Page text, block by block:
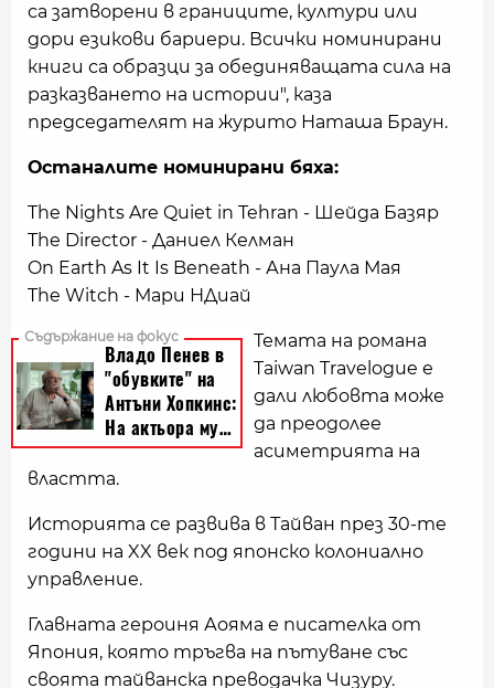
са затворени в границите, култури или
дори езикови бариери. Всички номинирани
книги са образци за обединяващата сила на
разказването на истории", каза
председателят на журито Наташа Браун.
Останалите номинирани бяха:
The Nights Are Quiet in Tehran - Шейда Базяр
The Director - Даниел Келман
On Earth As It Is Beneath - Ана Паула Мая
The Witch - Мари НДиай
Темата на романа
Taiwan Travelogue е
дали любовта може
да преодолее
асиметрията на
властта.
Историята се развива в Тайван през 30-те
години на XX век под японско колониално
управление.
Главната героиня Аояма е писателка от
Япония, която тръгва на пътуване със
своята тайванска преводачка Чизуру.